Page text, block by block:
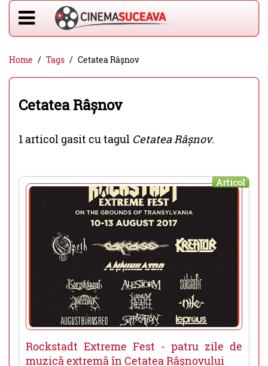
Home Tags Cetatea Râșnov
Cetatea Râșnov
1 articol gasit cu tagul Cetatea Râșnov.
Articol
Rockstadt Extreme Fest - patru zile de
muzică extremă în Cetatea Râșnovului